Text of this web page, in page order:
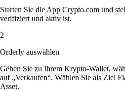
Starten Sie die App Crypto.com und
verifiziert und aktiv ist.
2
Orderly auswählen
Gehen Sie zu Ihrem Krypto-Wallet,
auf „Verkaufen“. Wählen Sie als Ziel
Asset.